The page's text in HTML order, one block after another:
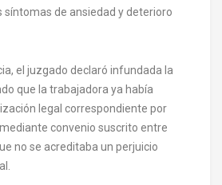
síntomas de ansiedad y deterioro
el juzgado declaró infundada la
que la trabajadora ya había
legal correspondiente por
convenio suscrito entre
no se acreditaba un perjuicio